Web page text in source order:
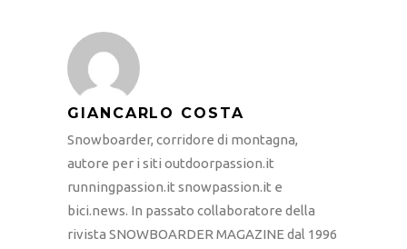
GIANCARLO COSTA
Snowboarder, corridore di montagna,
autore per i siti outdoorpassion.it
runningpassion.it snowpassion.it e
bici.news. In passato collaboratore della
rivista SNOWBOARDER MAGAZINE dal 1996